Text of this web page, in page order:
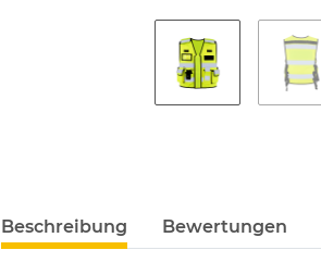
Beschreibung Bewertungen